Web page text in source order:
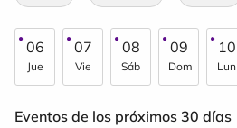
06
Jue
07
Vie
08
Sáb
09
Dom
10
Lun
Eventos de los próximos 30 días